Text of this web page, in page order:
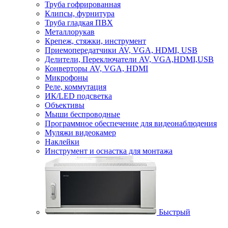
Труба гофрированная
Клипсы, фурнитура
Труба гладкая ПВХ
Металлорукав
Крепеж, стяжки, инструмент
Приемопередатчики AV, VGA, HDMI, USB
Делители, Переключатели AV, VGA,HDMI,USB
Конверторы AV, VGA, HDMI
Микрофоны
Реле, коммутация
ИК/LED подсветка
Объективы
Мыши беспроводные
Программное обеспечение для видеонаблюдения
Муляжи видеокамер
Наклейки
Инструмент и оснастка для монтажа
Быстрый